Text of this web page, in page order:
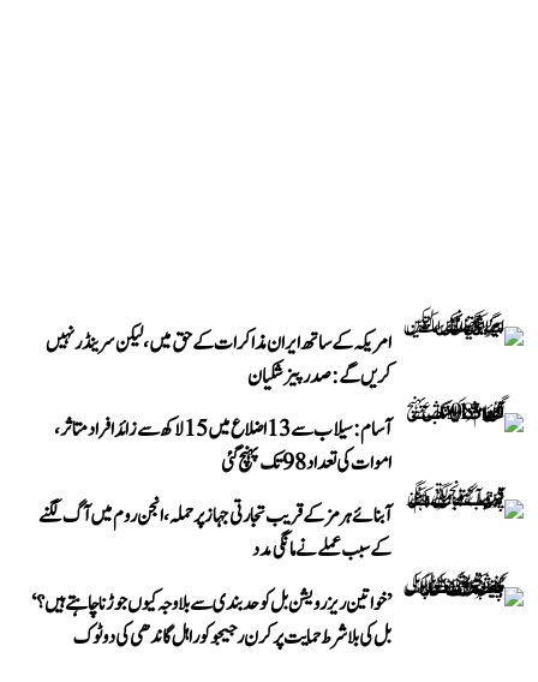
امریکہ کے ساتھ ایران مذاکرات کے حق میں، لیکن سرینڈر نہیں
کریں گے: صدر پیزشکیان
آسام: سیلاب سے 13 اضلاع میں 15 لاکھ سے زائد افراد متاثر،
اموات کی تعداد 98 تک پہنچ گئی
آبنائے ہرمز کے قریب تجارتی جہاز پر حملہ، انجن روم میں آگ لگنے
کے سبب عملے نے مانگی مدد
’خواتین ریزرویشن بل کو حدبندی سے بلا وجہ کیوں جوڑنا چاہتے ہیں؟‘
بل کی بلا شرط حمایت پر کرن رجیجو کو راہل گاندھی کی دوٹوک